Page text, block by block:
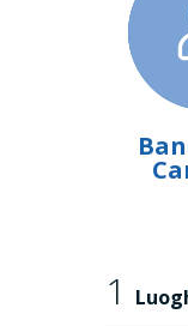
1